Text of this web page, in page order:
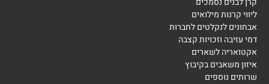
ליווי קרנות מילואים
אבחונים לנקלטים לחברות
דמי עזיבה וזכויות קצבה
אקטואריה לשארים
איזון משאבים בקיבוץ
שרותים נוספים